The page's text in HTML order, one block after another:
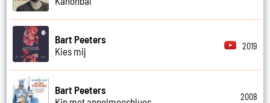
Bart Peeters
Kies mij
2019
Bart Peeters
2008